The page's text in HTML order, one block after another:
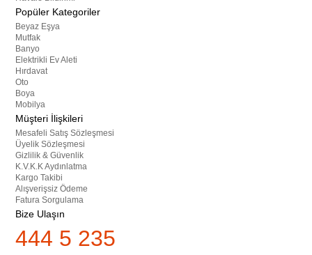
Popüler Kategoriler
Beyaz Eşya
Mutfak
Banyo
Elektrikli Ev Aleti
Hırdavat
Oto
Boya
Mobilya
Müşteri İlişkileri
Mesafeli Satış Sözleşmesi
Üyelik Sözleşmesi
Gizlilik & Güvenlik
K.V.K.K Aydınlatma
Kargo Takibi
Alışverişsiz Ödeme
Fatura Sorgulama
Bize Ulaşın
444 5 235